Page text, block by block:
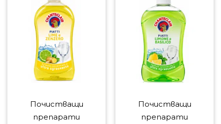
Почистващи
препарати
Почистващи
препарати